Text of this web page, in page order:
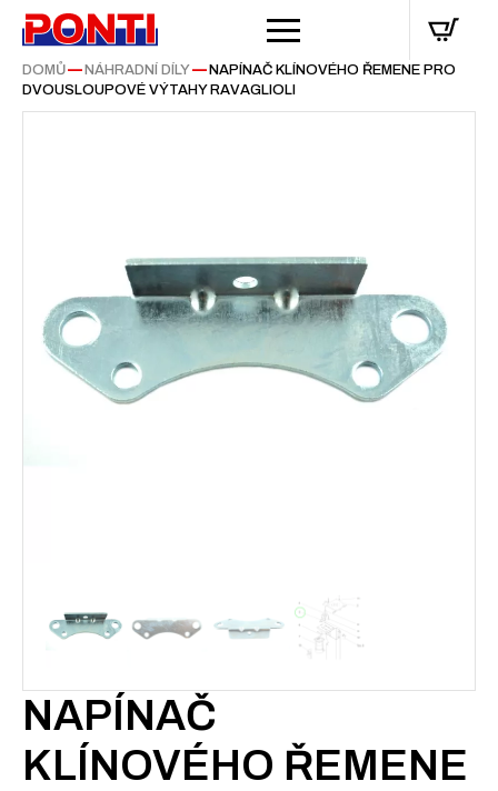
DOMŮ— NÁHRADNÍ DÍLY— NAPÍNAČ KLÍNOVÉHO ŘEMENE PRO
DVOUSLOUPOVÉ VÝTAHY RAVAGLIOLI
NAPÍNAČ
KLÍNOVÉHO ŘEMENE